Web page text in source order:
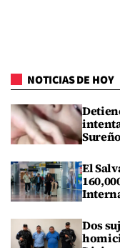
NOTICIAS DE HOY
El
Dos